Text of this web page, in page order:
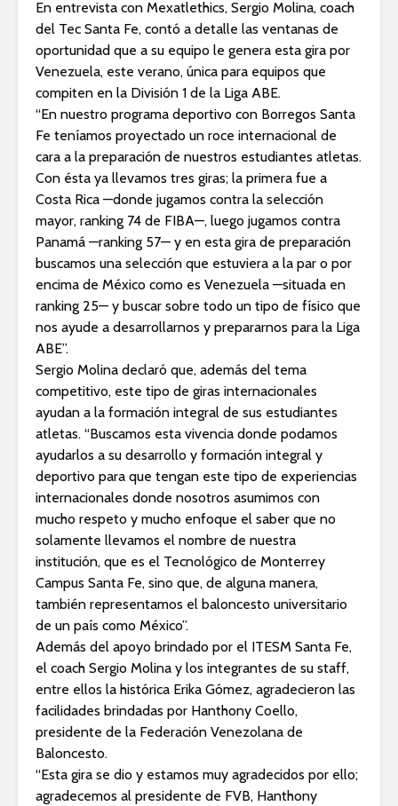
En entrevista con Mexatlethics, Sergio Molina, coach
del Tec Santa Fe, contó a detalle las ventanas de
oportunidad que a su equipo le genera esta gira por
Venezuela, este verano, única para equipos que
compiten en la División 1 de la Liga ABE.
“En nuestro programa deportivo con Borregos Santa
Fe teníamos proyectado un roce internacional de
cara a la preparación de nuestros estudiantes atletas.
Con ésta ya llevamos tres giras; la primera fue a
Costa Rica —donde jugamos contra la selección
mayor, ranking 74 de FIBA—, luego jugamos contra
Panamá —ranking 57— y en esta gira de preparación
buscamos una selección que estuviera a la par o por
encima de México como es Venezuela —situada en
ranking 25— y buscar sobre todo un tipo de físico que
nos ayude a desarrollarnos y prepararnos para la Liga
ABE”.
Sergio Molina declaró que, además del tema
competitivo, este tipo de giras internacionales
ayudan a la formación integral de sus estudiantes
atletas. “Buscamos esta vivencia donde podamos
ayudarlos a su desarrollo y formación integral y
deportivo para que tengan este tipo de experiencias
internacionales donde nosotros asumimos con
mucho respeto y mucho enfoque el saber que no
solamente llevamos el nombre de nuestra
institución, que es el Tecnológico de Monterrey
Campus Santa Fe, sino que, de alguna manera,
también representamos el baloncesto universitario
de un país como México”.
Además del apoyo brindado por el ITESM Santa Fe,
el coach Sergio Molina y los integrantes de su staff,
entre ellos la histórica Erika Gómez, agradecieron las
facilidades brindadas por Hanthony Coello,
presidente de la Federación Venezolana de
Baloncesto.
“Esta gira se dio y estamos muy agradecidos por ello;
agradecemos al presidente de FVB, Hanthony